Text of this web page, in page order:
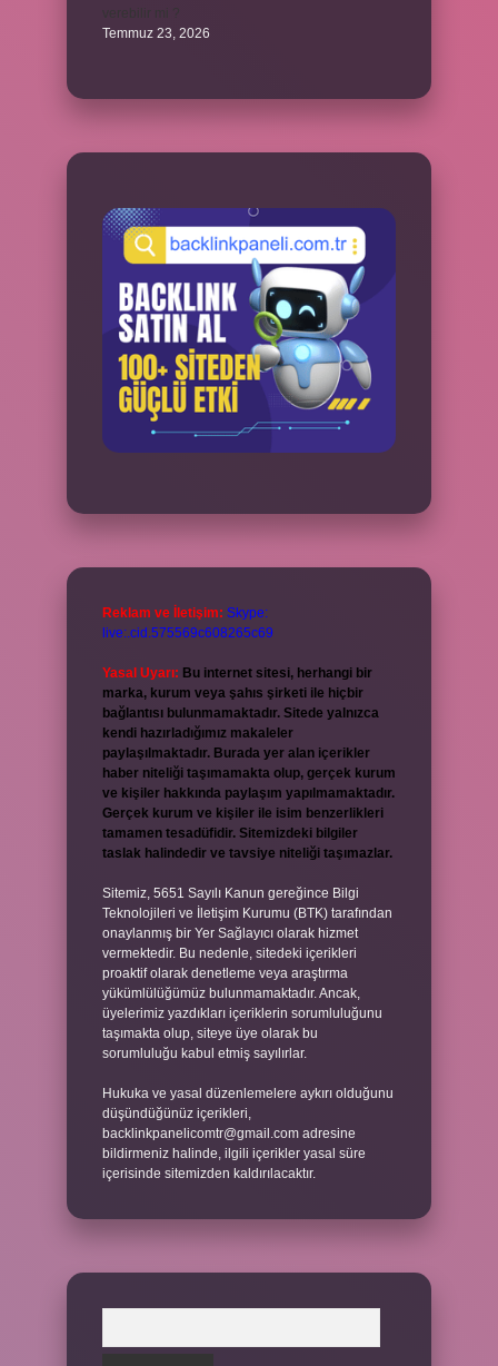
Temmuz 23, 2026
Reklam ve İletişim: Skype:
live:.cid.575569c608265c69
Yasal Uyarı: Bu internet sitesi, herhangi bir
marka, kurum veya şahıs şirketi ile hiçbir
bağlantısı bulunmamaktadır. Sitede yalnızca
kendi hazırladığımız makaleler
paylaşılmaktadır. Burada yer alan içerikler
haber niteliği taşımamakta olup, gerçek kurum
ve kişiler hakkında paylaşım yapılmamaktadır.
Gerçek kurum ve kişiler ile isim benzerlikleri
tamamen tesadüfidir. Sitemizdeki bilgiler
taslak halindedir ve tavsiye niteliği taşımazlar.
Sitemiz, 5651 Sayılı Kanun gereğince Bilgi
Teknolojileri ve İletişim Kurumu (BTK) tarafından
onaylanmış bir Yer Sağlayıcı olarak hizmet
vermektedir. Bu nedenle, sitedeki içerikleri
proaktif olarak denetleme veya araştırma
yükümlülüğümüz bulunmamaktadır. Ancak,
üyelerimiz yazdıkları içeriklerin sorumluluğunu
taşımakta olup, siteye üye olarak bu
sorumluluğu kabul etmiş sayılırlar.
Hukuka ve yasal düzenlemelere aykırı olduğunu
düşündüğünüz içerikleri,
backlinkpanelicomtr@gmail.com adresine
bildirmeniz halinde, ilgili içerikler yasal süre
içerisinde sitemizden kaldırılacaktır.